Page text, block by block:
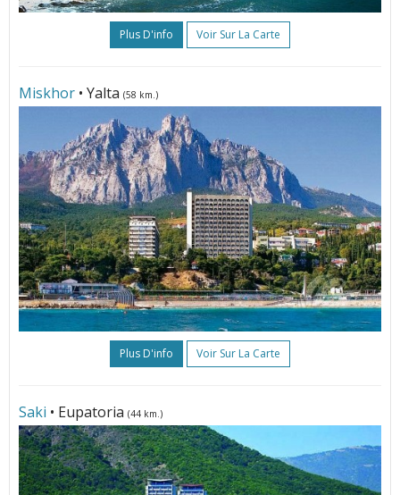
Plus D'info Voir Sur La Carte
Miskhor • Yalta (58 km.)
Plus D'info Voir Sur La Carte
Saki • Eupatoria (44 km.)